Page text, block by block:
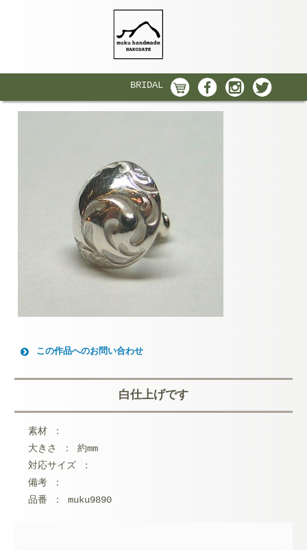
BRIDAL
この作品へのお問い合わせ
白仕上げです
素材 ：
大きさ ： 約mm
対応サイズ ：
備考 ：
品番 ： muku9890